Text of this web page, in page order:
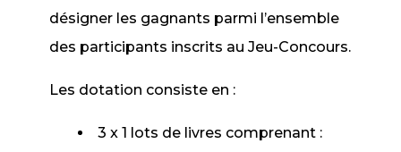
désigner les gagnants parmi l’ensemble
des participants inscrits au Jeu-Concours.
Les dotation consiste en :
3 x 1 lots de livres comprenant :